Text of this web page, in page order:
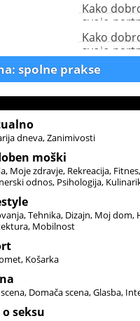
Kako
svojo
Kako
svojo
spolne prakse
dneva Zanimivosti
moški
Moje zdravje Rekreacija Fitnes
odnos Psihologija
Tehnika Dizajn Moj dom
Mobilnost
Košarka
Domača scena Glasba
o seksu